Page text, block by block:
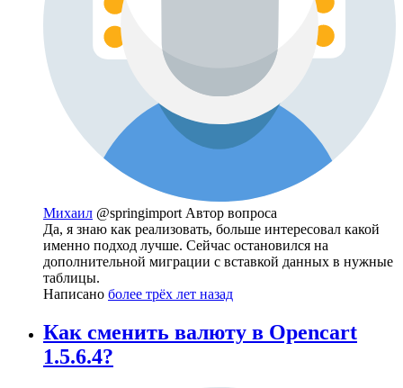
Михаил @springimport Автор вопроса
Да, я знаю как реализовать, больше интересовал какой
именно подход лучше. Сейчас остановился на
дополнительной миграции с вставкой данных в нужные
таблицы.
Написано более трёх лет назад
Как сменить валюту в Opencart
1.5.6.4?